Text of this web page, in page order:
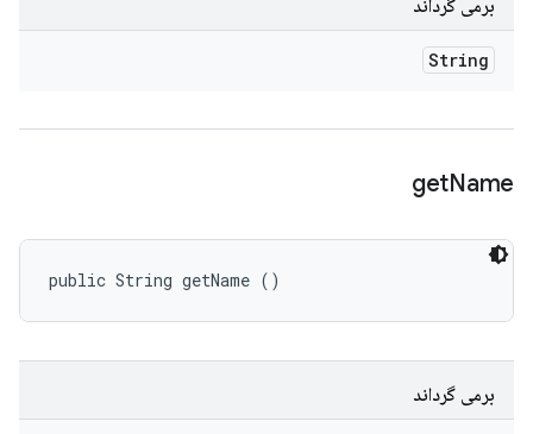
برمی گرداند
String
getName
public String getName ()
برمی گرداند